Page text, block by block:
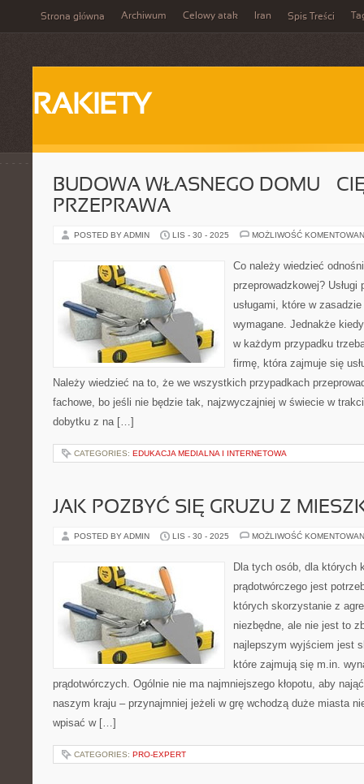
Strona główna Archiwum Celowy atak Iran Spis Treści
RAKIETY
BUDOWA WŁASNEGO DOMU –
PRZEPRAWA
POSTED BY ADMIN LIS - 30 - 2025 MOŻLIWOŚĆ
Co należy wiedzieć
przeprowadzkowej?
usługami, które w
wymagane. Jednakże
w każdym przypadku
firmę, która zajmuje się
Należy wiedzieć na to, że we wszystkich przypadkach
fachowe, bo jeśli nie będzie tak, najzwyczajniej w świecie w
dobytku z na […]
CATEGORIES: EDUKACJA MEDIALNA I INTERNETOWA
JAK POZBYĆ SIĘ GRUZU Z
POSTED BY ADMIN LIS - 30 - 2025 MOŻLIWOŚĆ
Dla tych osób, dla których
prądotwórczego jest
których skorzystanie z
niezbędne, ale nie jest to
najlepszym wyjściem jest
które zajmują się m.in.
prądotwórczych. Ogólnie nie ma najmniejszego kłopotu, aby
naszym kraju – przynajmniej jeżeli w grę wchodzą duże miasta
wpisać w […]
CATEGORIES: PRO-EXPERT